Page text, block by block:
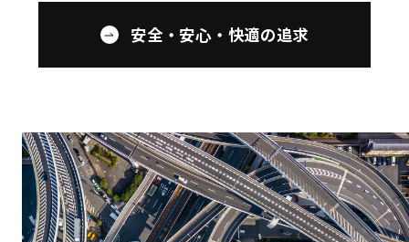
安全・安心・快適の追求